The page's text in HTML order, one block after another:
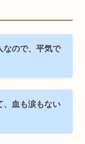
なので、平気で
、血も涙もない